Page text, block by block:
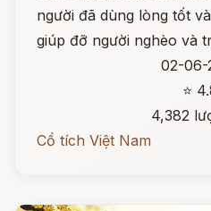
người đã dùng lòng tốt
giúp đỡ người nghèo và
02-06-
⭐
4,382
Cổ tích Việt Nam